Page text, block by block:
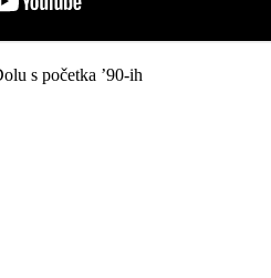
s početka ’90-ih